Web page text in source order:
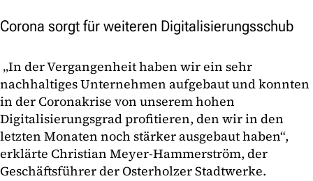
Corona sorgt für weiteren Digitalisierungsschub
„In der Vergangenheit haben wir ein sehr
nachhaltiges Unternehmen aufgebaut und konnten
in der Coronakrise von unserem hohen
Digitalisierungsgrad profitieren, den wir in den
letzten Monaten noch stärker ausgebaut haben“,
erklärte Christian Meyer-Hammerström, der
Geschäftsführer der Osterholzer Stadtwerke.